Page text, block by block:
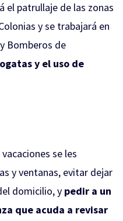
el patrullaje de las zonas
y se trabajará en
Bomberos de
y el uso de
se les
y ventanas, evitar dejar
domicilio, y pedir a un
que acuda a revisar